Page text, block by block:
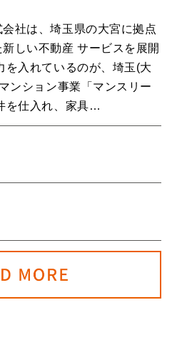
社は、埼玉県の大宮に拠点
しい不動産 サービスを展開
を入れているのが、埼玉(大
ンション事業「マンスリー
を仕入れ、家具…